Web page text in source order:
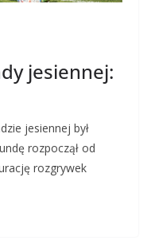
jesiennej:
jesiennej był
rozpoczął od
rozgrywek